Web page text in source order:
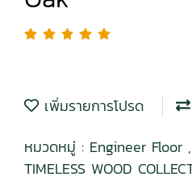
เพิ่มรายการโปรด
หมวดหมู่ : Engineer Floor ,
TIMELESS WOOD